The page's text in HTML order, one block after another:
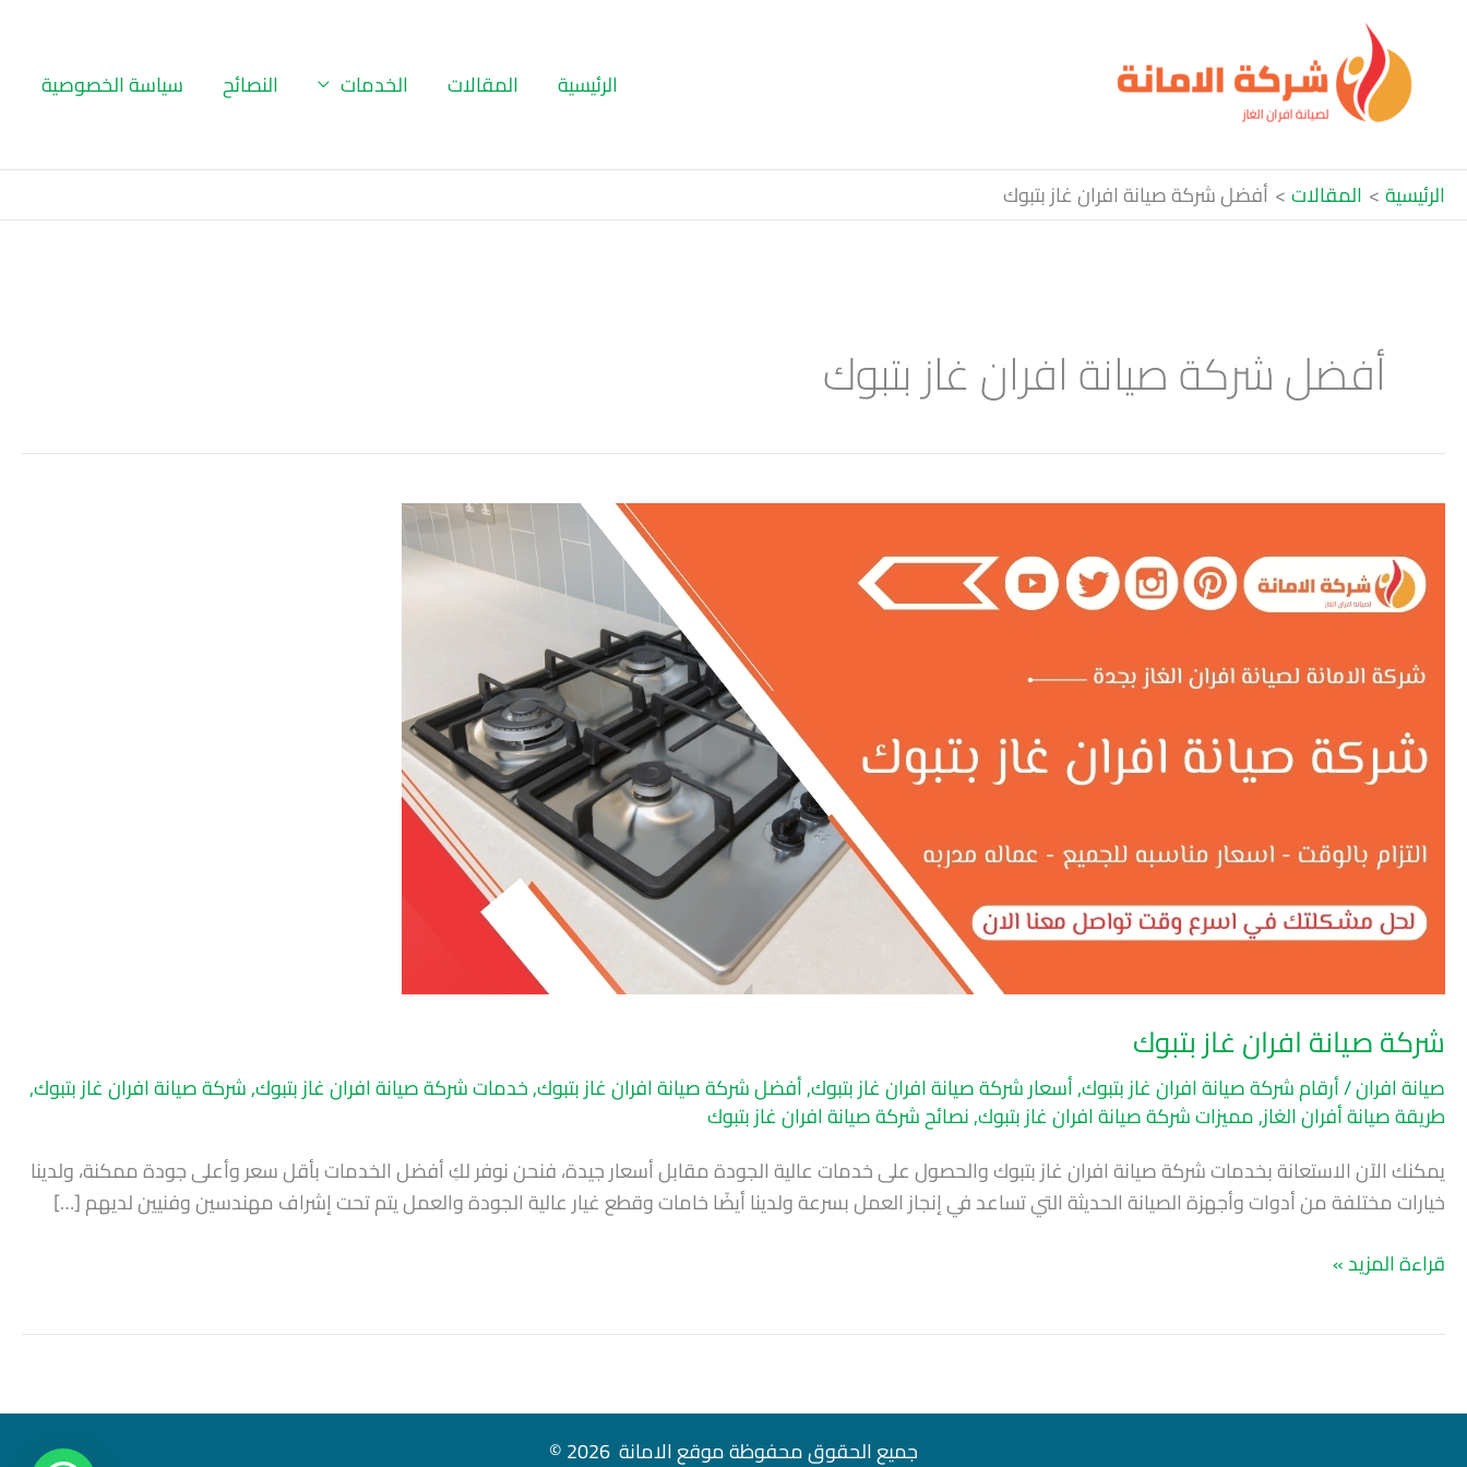
المحتوى
الرئيسية المقالات الخدمات النصائح سياسة الخصوصية
الرئيسية المقالات أفضل شركة صيانة افران غاز بتبوك
أفضل شركة صيانة افران غاز بتبوك
شركة صيانة افران غاز بتبوك
صيانة افران/أرقام شركة صيانة افران غاز بتبوك,أسعار شركة صيانة افران غاز بتبوك,أفضل شركة صيانة افران غاز بتبوك,خدمات شركة صيانة افران غاز بتبوك,شركة صيانة افران غاز بتبوك,
طريقة صيانة أفران الغاز,مميزات شركة صيانة افران غاز بتبوك,نصائح شركة صيانة افران غاز بتبوك
يمكنك الآن الاستعانة بخدمات شركة صيانة افران غاز بتبوك والحصول على خدمات عالية الجودة مقابل أسعار جيدة، فنحن نوفر لكِ أفضل الخدمات بأقل سعر وأعلى جودة ممكنة، ولدينا
خيارات مختلفة من أدوات وأجهزة الصيانة الحديثة التي تساعد في إنجاز العمل بسرعة ولدينا أيضًا خامات وقطع غيار عالية الجودة والعمل يتم تحت إشراف مهندسين وفنيين لديهم […]
صيانة
افران
قراءة المزيد »
جميع الحقوق محفوظة موقع الامانة 2026 ©